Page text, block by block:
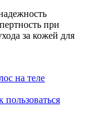
при
за кожей для
на теле
пользоваться